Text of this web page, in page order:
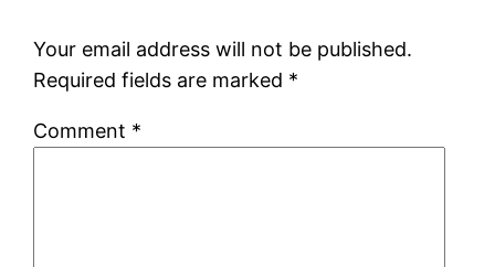
Your email address will not be published.
Required fields are marked *
Comment *